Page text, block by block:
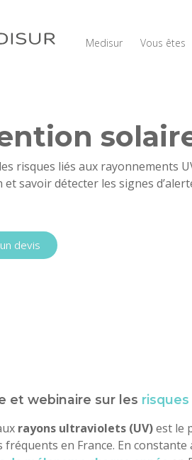
Medisur Vous êtes
risques liés aux rayonnements
savoir détecter les signes
devis
et webinaire sur les
rayons ultraviolets (UV)est le
fréquents en France. En